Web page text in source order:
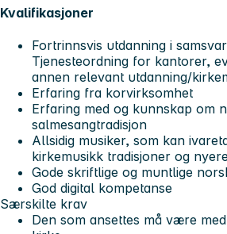
Kvalifikasjoner
Fortrinnsvis utdanning i
Tjenesteordning for kantorer,
annen relevant utdanning/
Erfaring fra korvirksomhet
Erfaring med og kunnskap om
salmesangtradisjon
Allsidig musiker, som kan
kirkemusikk tradisjoner og
Gode skriftlige og muntlige
God digital kompetanse
Særskilte krav
Den som ansettes må være